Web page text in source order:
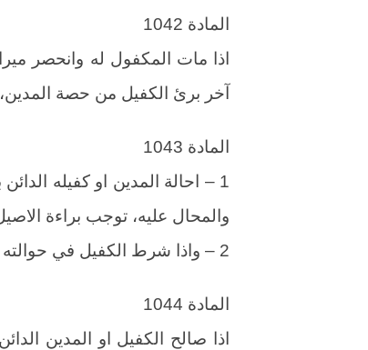
المادة 1042
اذا مات المكفول له وانحصر
آخر برئ الكفيل من حصة
المادة 1043
1 – احالة المدين او كفيله
والمحال عليه، توجب براءة
2 – واذا شرط الكفيل في حوالته براءة نفسه فقط برئ وحده دون الاصيل.
المادة 1044
اذا صالح الكفيل او المدين